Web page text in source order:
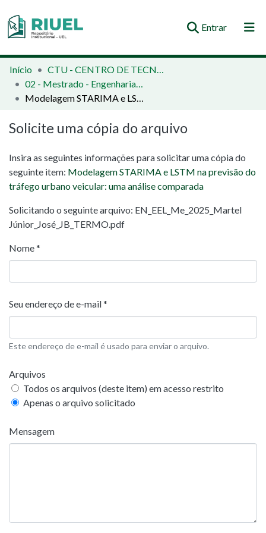
Entrar(current)
Orientações e Normas
Comunidades e Coleções
Início
CTU - CENTRO DE TECNOLOGIA E URBANISMO
02 - Mestrado - Engenharia Elétrica
Modelagem STARIMA e LSTM na previsão do tráfego urbano veicular: uma análise comparada
Solicite uma cópia do arquivo
Insira as seguintes informações para solicitar uma cópia do
seguinte item: Modelagem STARIMA e LSTM na previsão do
tráfego urbano veicular: uma análise comparada
Solicitando o seguinte arquivo: EN_EEL_Me_2025_Martel
Júnior_José_JB_TERMO.pdf
Nome *
Seu endereço de e-mail *
Este endereço de e-mail é usado para enviar o arquivo.
Arquivos
Todos os arquivos (deste item) em acesso restrito
Apenas o arquivo solicitado
Mensagem